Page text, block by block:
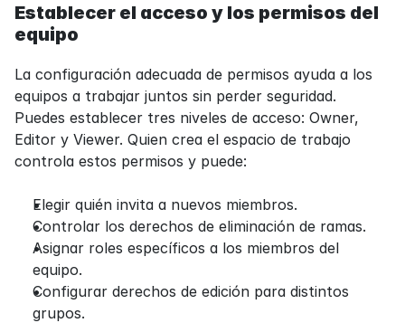
Establecer el acceso y los permisos del
equipo
La configuración adecuada de permisos ayuda a los
equipos a trabajar juntos sin perder seguridad.
Puedes establecer tres niveles de acceso: Owner,
Editor y Viewer. Quien crea el espacio de trabajo
controla estos permisos y puede:
Elegir quién invita a nuevos miembros.
Controlar los derechos de eliminación de ramas.
Asignar roles específicos a los miembros del
equipo.
Configurar derechos de edición para distintos
grupos.